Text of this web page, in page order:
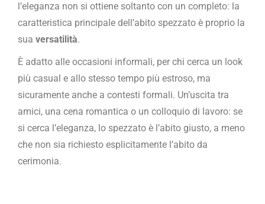
l’eleganza non si ottiene soltanto con un completo: la
caratteristica principale dell’abito spezzato è proprio la
sua versatilità.
È adatto alle occasioni informali, per chi cerca un look
più casual e allo stesso tempo più estroso, ma
sicuramente anche a contesti formali. Un’uscita tra
amici, una cena romantica o un colloquio di lavoro: se
si cerca l’eleganza, lo spezzato è l’abito giusto, a meno
che non sia richiesto esplicitamente l’abito da
cerimonia.